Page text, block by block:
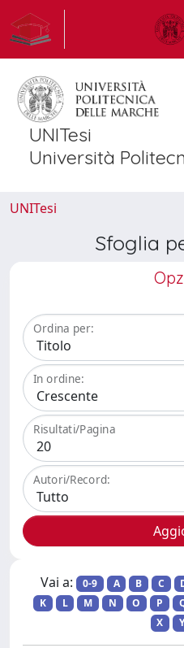
UNITesi
Università
UNITesi
Sfoglia
Ordina per:
In ordine:
Risultati/Pagina
Autori/Record:
Vai a: 0-9 A B C
K
L M N O P
X
Y